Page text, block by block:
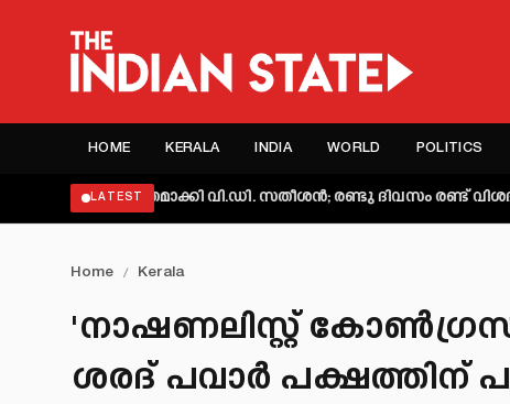
HOME KERALA INDIA WORLD POLITICS
LATEST
വ്യക്തമാക്കി വി.ഡി. സതീശൻ; രണ്ടു ദിവസം രണ്ട്
Home / Kerala
'നാഷണലിസ്റ്റ് കോണ്‍ഗ്രസ്
ശരദ് പവാര്‍ പക്ഷത്തിന്